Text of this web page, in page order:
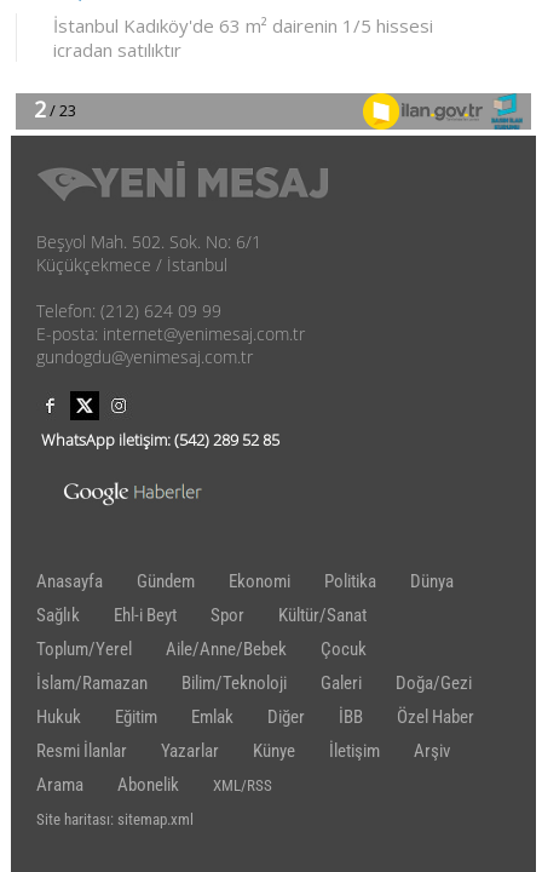
Beşyol Mah. 502. Sok. No: 6/1
Küçükçekmece / İstanbul
Telefon: (212) 624 09 99
E-posta: internet@yenimesaj.com.tr
gundogdu@yenimesaj.com.tr
WhatsApp iletişim:(542)289 52 85
Anasayfa Gündem Ekonomi Politika
Dünya
Sağlık
Ehl-i Beyt Spor
Kültür/Sanat
Toplum/Yerel
Aile/Anne/Bebek
Çocuk
İslam/Ramazan
Bilim/Teknoloji Galeri
Doğa/Gezi
Hukuk
Eğitim Emlak Diğer İBB
Özel Haber
Resmi İlanlar
Yazarlar Künye İletişim
Arşiv
Arama
Abonelik
XML/RSS
Site haritası: sitemap.xml